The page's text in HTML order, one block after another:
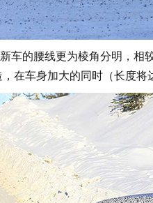
的腰线更为棱角分明，相较
在车身加大的同时（长度将